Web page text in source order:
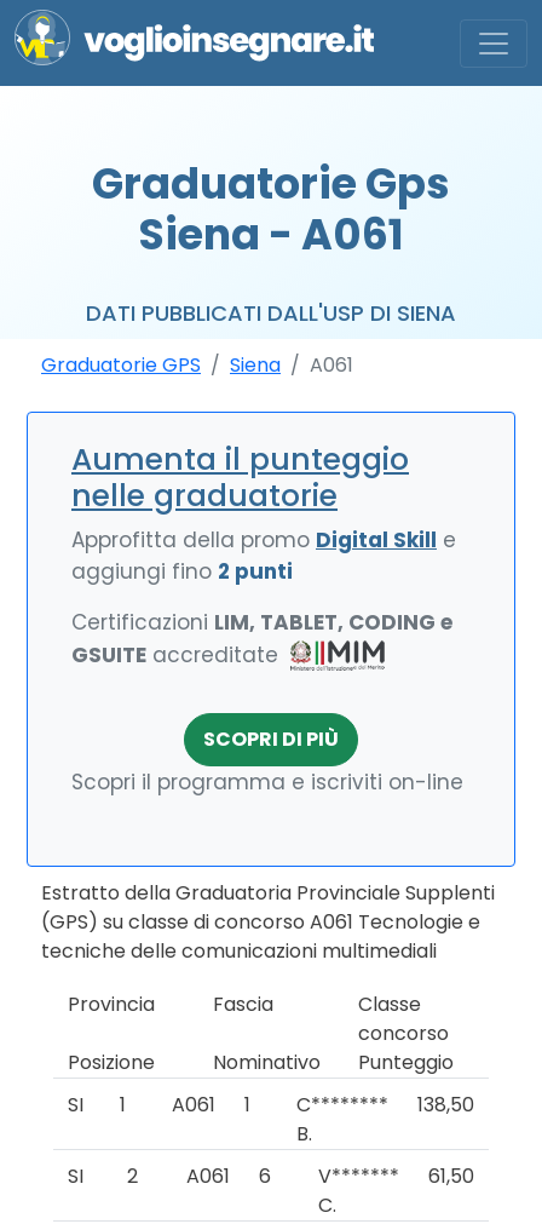
Graduatorie Gps
Siena - A061
DATI PUBBLICATI DALL'USP DI SIENA
Graduatorie GPS Siena A061
Aumenta il punteggio
nelle graduatorie
Approfitta della promo Digital Skill e
aggiungi fino 2 punti
Certificazioni LIM, TABLET, CODING e
GSUITE accreditate
SCOPRI DI PIÙ
Scopri il programma e iscriviti on-line
Estratto della Graduatoria Provinciale Supplenti
(GPS) su classe di concorso A061 Tecnologie e
tecniche delle comunicazioni multimediali
Provincia
Fascia
Classe
concorso
Posizione
Nominativo
Punteggio
SI
1 A061 1
C********
B.
138,50
SI 2 A061 6
V*******
C.
61,50